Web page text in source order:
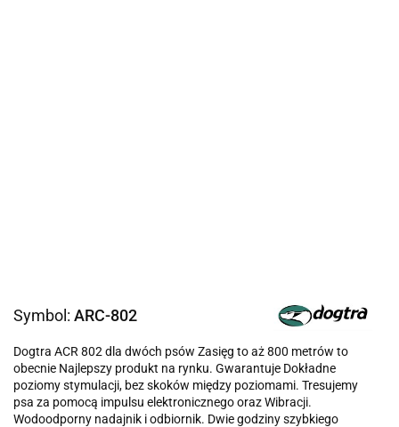
Symbol: ARC-802
Dogtra ACR 802 dla dwóch psów Zasięg to aż 800 metrów to
obecnie Najlepszy produkt na rynku. Gwarantuje Dokładne
poziomy stymulacji, bez skoków między poziomami. Tresujemy
psa za pomocą impulsu elektronicznego oraz Wibracji.
Wodoodporny nadajnik i odbiornik. Dwie godziny szybkiego